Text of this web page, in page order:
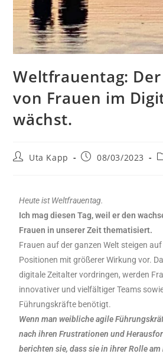
Weltfrauentag:
von Frauen im
wächst.
Uta Kapp 08/03/2023
Heute ist Weltfrauentag.
Ich mag diesen Tag, weil er den
Frauen in unserer Zeit thematisiert.
Frauen auf der ganzen Welt steigen
Positionen mit größerer Wirkung vor.
digitale Zeitalter vordringen, werden
innovativer und vielfältiger Teams
Führungskräfte benötigt.
Wenn man weibliche agile
nach ihren Frustrationen und
berichten sie, dass sie in ihrer Rolle